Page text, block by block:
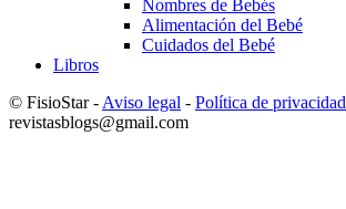
Nombres de Bebés
Alimentación del Bebé
Cuidados del Bebé
Libros
© FisioStar - Aviso legal - Política de privacidad
revistasblogs@gmail.com